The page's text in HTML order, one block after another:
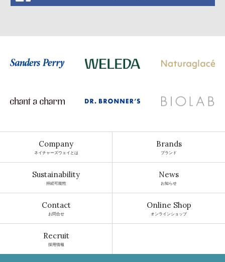
Company
ネイチャーズウェイとは
Brands
ブランド
Sustainability
持続可能性
News
お知らせ
Contact
お問合せ
Online Shop
オンラインショップ
Recruit
採用情報